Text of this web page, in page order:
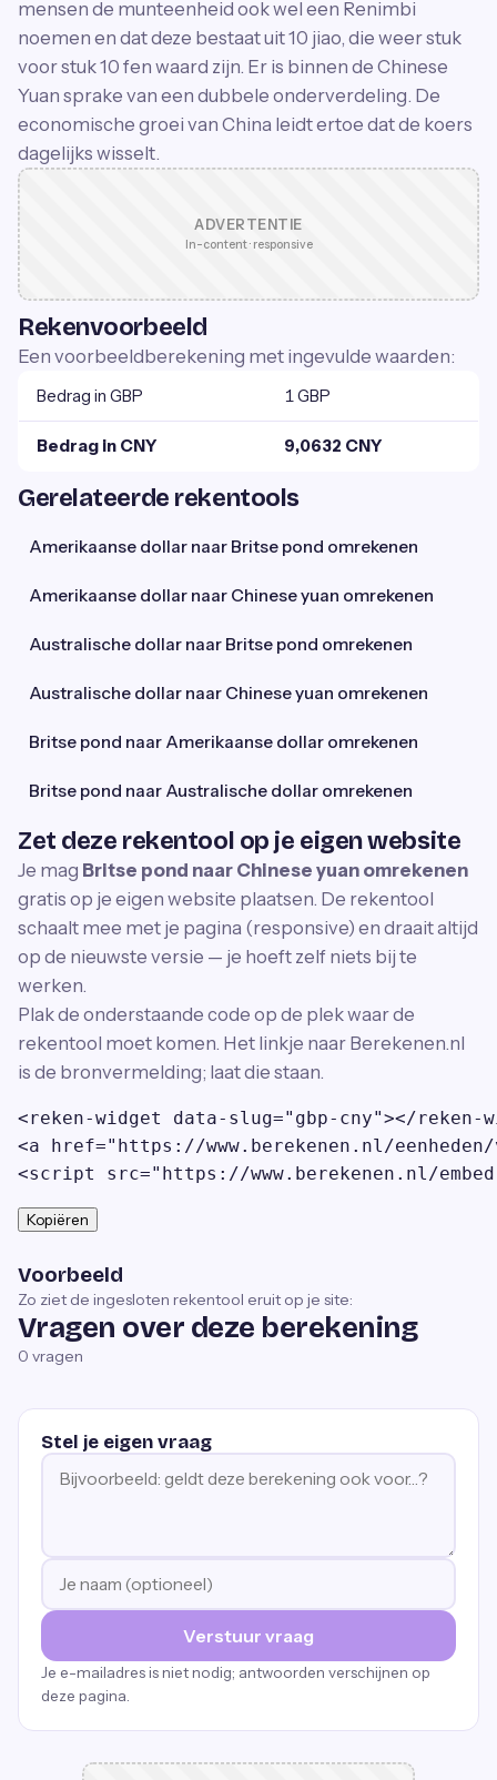
mensen de munteenheid ook wel een Renimbi
noemen en dat deze bestaat uit 10 jiao, die weer stuk
voor stuk 10 fen waard zijn. Er is binnen de Chinese
Yuan sprake van een dubbele onderverdeling. De
economische groei van China leidt ertoe dat de koers
dagelijks wisselt.
ADVERTENTIE
In-content · responsive
Rekenvoorbeeld
Een voorbeeldberekening met ingevulde waarden:
Bedrag in GBP 1 GBP
Bedrag in CNY 9,0632 CNY
Gerelateerde rekentools
Amerikaanse dollar naar Britse pond omrekenen
Amerikaanse dollar naar Chinese yuan omrekenen
Australische dollar naar Britse pond omrekenen
Australische dollar naar Chinese yuan omrekenen
Britse pond naar Amerikaanse dollar omrekenen
Britse pond naar Australische dollar omrekenen
Zet deze rekentool op je eigen website
Je mag Britse pond naar Chinese yuan omrekenen
gratis op je eigen website plaatsen. De rekentool
schaalt mee met je pagina (responsive) en draait altijd
op de nieuwste versie — je hoeft zelf niets bij te
werken.
Plak de onderstaande code op de plek waar de
rekentool moet komen. Het linkje naar Berekenen.nl
is de bronvermelding; laat die staan.
<reken-widget data-slug="gbp-cny"></reken-
<a href="https://www.berekenen.nl/
<script src="https://www.berekenen.nl/
Kopiëren
Voorbeeld
Zo ziet de ingesloten rekentool eruit op je site:
Vragen over deze berekening
0 vragen
Stel je eigen vraag
Verstuur vraag
Je e-mailadres is niet nodig; antwoorden verschijnen op
deze pagina.